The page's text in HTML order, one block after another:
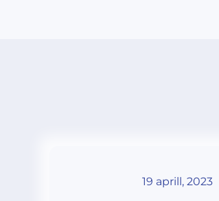
19 aprill, 2023